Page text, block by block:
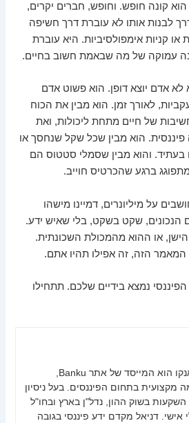
קונה חופש. וחופש, חברים יקרים,
לבנות אותו לא עוברת דרך חשיפה
קניות אימפולסיביות. היא עוברת
עמוקה של מה שבאמת חשוב בחיים.
לא אדם יוצא דופן. הוא פשוט אדם
לאורך זמן. הוא מבין את הכוח
של חיים מתחת ליכולות, ואת
הוא מבין שכל שקל שנחסך או
בעתיד. והוא מבין שסמלי סטטוס הם
ברגע שהכרטיס חוייב.
על מיליונרים, דמיינו מישהו
שקט בשקט, בלי שאיש ידע.
או ההוא מהמכולת השכונתית.
הזה, זה אפילו תהיו אתם.
נמצא בידיים שלכם. תתחילו
דניאל באנקו הוא המייסד של אתר Banku,
מקצועית בתחום הפיננסים. בעל ניסיון
בשוק ההון, נדל"ן בארץ ובחו"ל
אישי. דניאל מקדם ידע פיננסי בגובה